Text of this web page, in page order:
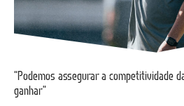
“Podemos assegurar a competitividade
ganhar”